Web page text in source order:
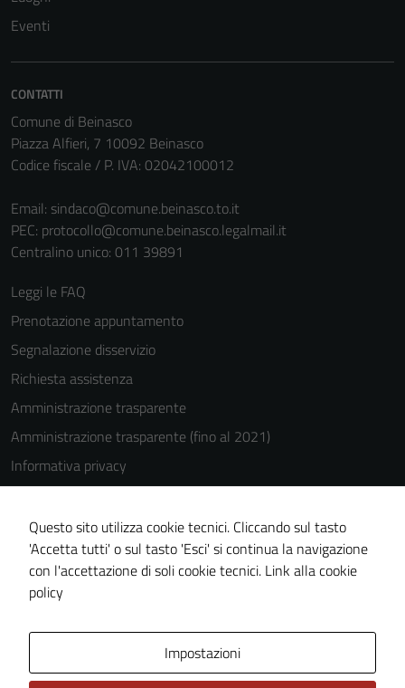
Eventi
CONTATTI
Comune di Beinasco
Piazza Alfieri, 7 10092 Beinasco
Codice fiscale / P. IVA: 02042100012
Email: sindaco@comune.beinasco.to.it
PEC: protocollo@comune.beinasco.legalmail.it
Centralino unico: 011 39891
Leggi le FAQ
Prenotazione appuntamento
Segnalazione disservizio
Richiesta assistenza
Amministrazione trasparente
Amministrazione trasparente (fino al 2021)
Informativa privacy
Cookie Policy
Note legali
Dichiarazione di accessibilità
Piano di miglioramento del sito
Questo sito utilizza cookie tecnici. Cliccando sul tasto
'Accetta tutti' o sul tasto 'Esci' si continua la navigazione
con l'accettazione di soli cookie tecnici. Link alla cookie
policy
Impostazioni
funzionamento
possono
disabilitati.
Questi cookie
non raccolgono